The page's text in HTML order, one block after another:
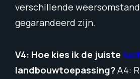
verschillende
gegarandeerd zijn.
V4: Hoe kies ik de juiste
landbouwtoepassing?A4: